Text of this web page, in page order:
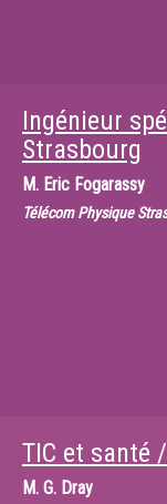
Ingénieur
Strasbourg
M. Eric Fogarassy
Télécom Physique
TIC et santé
M. G. Dray